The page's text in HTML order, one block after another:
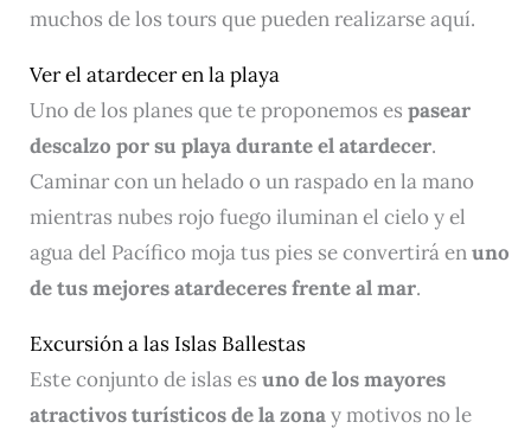
muchos de los tours que pueden realizarse aquí.
Ver el atardecer en la playa
Uno de los planes que te proponemos es pasear
descalzo por su playa durante el atardecer.
Caminar con un helado o un raspado en la mano
mientras nubes rojo fuego iluminan el cielo y el
agua del Pacífico moja tus pies se convertirá enuno
de tus mejores atardeceres frente al mar.
Excursión a las Islas Ballestas
Este conjunto de islas es uno de los mayores
atractivos turísticos de la zonay motivos no le